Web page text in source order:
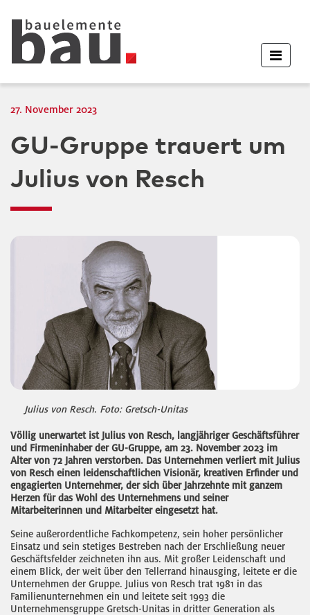
27. November 2023
GU-Gruppe trauert um
Julius von Resch
Julius von Resch. Foto: Gretsch-Unitas
Völlig unerwartet ist Julius von Resch, langjähriger Geschäftsführer
und Firmeninhaber der GU-Gruppe, am 23. November 2023 im
Alter von 72 Jahren verstorben. Das Unternehmen verliert mit Julius
von Resch einen leidenschaftlichen Visionär, kreativen Erfinder und
engagierten Unternehmer, der sich über Jahrzehnte mit ganzem
Herzen für das Wohl des Unternehmens und seiner
Mitarbeiterinnen und Mitarbeiter eingesetzt hat.
Seine außerordentliche Fachkompetenz, sein hoher persönlicher
Einsatz und sein stetiges Bestreben nach der Erschließung neuer
Geschäftsfelder zeichneten ihn aus. Mit großer Leidenschaft und
einem Blick, der weit über den Tellerrand hinausging, leitete er die
Unternehmen der Gruppe. Julius von Resch trat 1981 in das
Familienunternehmen ein und leitete seit 1993 die
Unternehmensgruppe Gretsch-Unitas in dritter Generation als